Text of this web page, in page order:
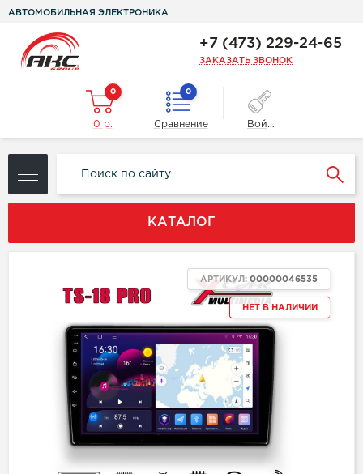
АВТОМОБИЛЬНАЯ ЭЛЕКТРОНИКА
+7 (473) 229-24-65
ЗАКАЗАТЬ ЗВОНОК
0
0 р.
0
Сравнение Войти
КАТАЛОГ
НЕТ В НАЛИЧИИ
АРТИКУЛ: 00000046535